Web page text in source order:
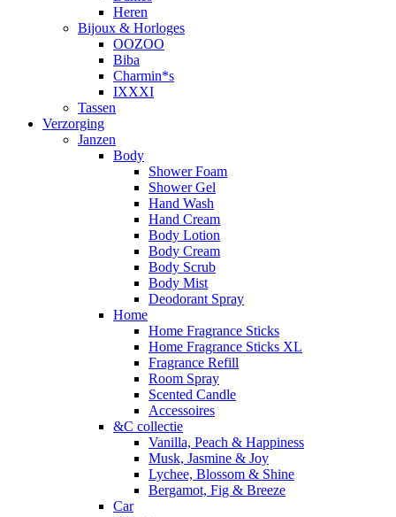
Heren
Bijoux & Horloges
OOZOO
Biba
Charmin*s
IXXXI
Tassen
Verzorging
Janzen
Body
Shower Foam
Shower Gel
Hand Wash
Hand Cream
Body Lotion
Body Cream
Body Scrub
Body Mist
Deodorant Spray
Home
Home Fragrance Sticks
Home Fragrance Sticks XL
Fragrance Refill
Room Spray
Scented Candle
Accessoires
&C collectie
Vanilla, Peach & Happiness
Musk, Jasmine & Joy
Lychee, Blossom & Shine
Bergamot, Fig & Breeze
Car